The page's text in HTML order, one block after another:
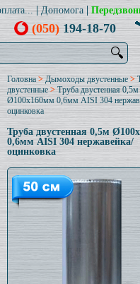
Допомога
(050)194-18-70
🔍
Головна > Дымоходы двустенные >
двустенные>Труба двустенная 0,5м
Ø100x160мм 0,6мм AISI 304
оцинковка
Труба двустенная 0,5м
0,6мм AISI 304 нержавейка/
оцинковка